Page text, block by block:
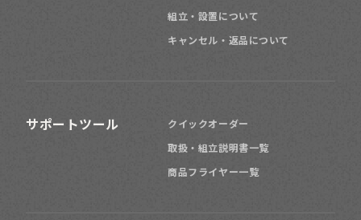
組立・設置について
キャンセル・返品について
サポートツール
クイックオーダー
取扱・組立説明書一覧
商品フライヤー一覧